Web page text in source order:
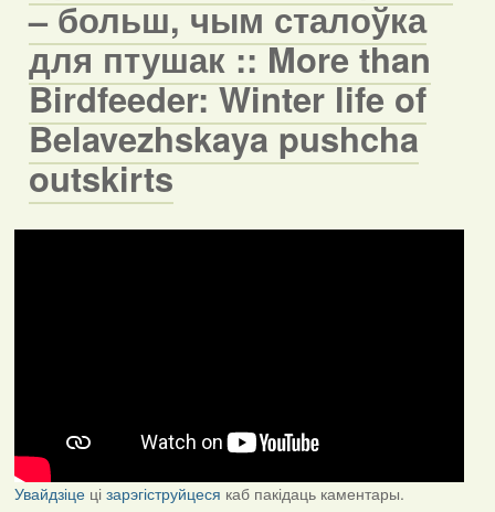
– больш, чым сталоўка
для птушак :: More than
Birdfeeder: Winter life of
Belavezhskaya pushcha
outskirts
Увайдзіцеці зарэгіструйцеся каб пакідаць каментары.